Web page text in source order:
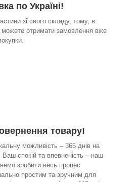
по Україні!
зі свого складу, тому, в
можете отримати замовлення вже
товару!
можливість – 365 днів на
Ваш спокій та впевненість – наш
зробити весь процес
простим та зручним для